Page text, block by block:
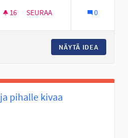
16 16 SEURAAJAA
SEURAA 0
NÄYTÄ IDEA
pihalle kivaa